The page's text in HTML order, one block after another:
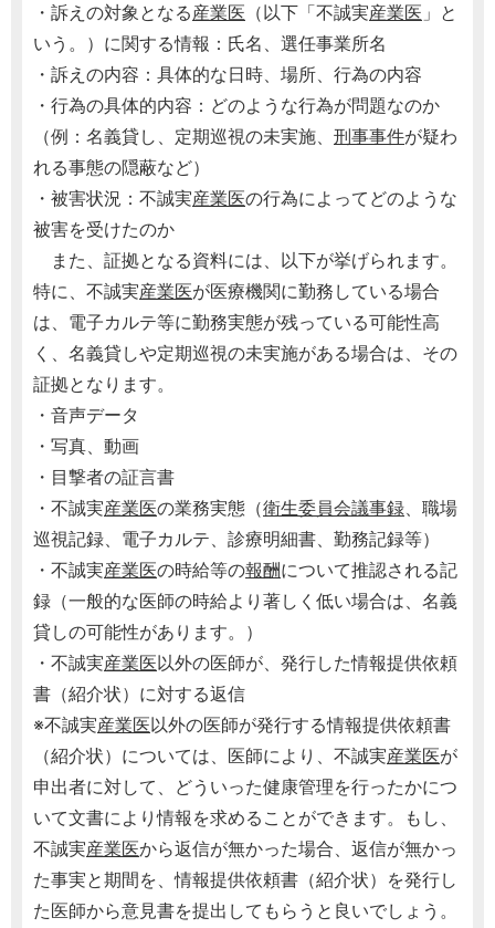
・訴えの対象となる産業医 （以下「不誠実産業医 」と
いう。）に関する情報：氏名、選任事業所名
・訴えの内容：具体的な日時、場所、行為の内容
・行為の具体的内容：どのような行為が問題なのか
（例：名義貸し、定期巡視の未実施、 刑事事件が疑わ
れる事態の隠蔽など）
・被害状況：不誠実産業医の行為によってどのような
被害を受けたのか
また、証拠となる資料には、以下が挙げられます。
特に、不誠実産業医が医療機関に勤務している場合
は、電子カルテ等に勤務実態が残っている可能性高
く、名義貸しや定期巡視の未実施がある場合は、その
証拠となります。
・音声データ
・写真、動画
・目撃者の証言書
・不誠実産業医の業務実態（衛生委員会議事録、職場
巡視記録、電子カルテ、診療明細書、勤務記録等）
・不誠実産業医の時給等の報酬について推認される記
録（一般的な医師の時給より著しく低い場合は、名義
貸しの可能性があります。）
・不誠実産業医以外の医師が、発行した情報提供依頼
書（紹介状）に対する返信
※不誠実産業医以外の医師が発行する情報提供依頼書
（紹介状）については、医師により、不誠実産業医が
申出者に対して、どういった健康管理を行ったかにつ
いて文書により情報を求めることができます。もし、
不誠実産業医から返信が無かった場合、返信が無かっ
た事実と期間を、情報提供依頼書（紹介状）を発行し
た医師から意見書を提出してもらうと良いでしょう。